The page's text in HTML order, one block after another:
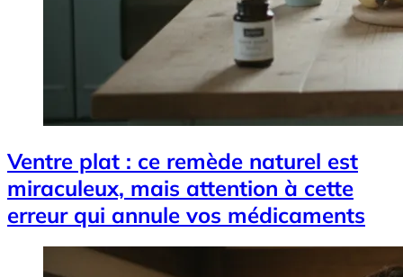
Ventre plat : ce remède naturel est
miraculeux, mais attention à cette
erreur qui annule vos médicaments